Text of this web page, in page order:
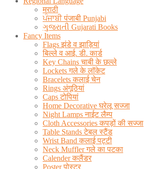
मराठी
ਪੰਜਾਬੀ पंजाबी Punjabi
ગુજરાતી Gujarati Books
Fancy Items
Flags झंडे व झाड़ियां
बिल्ले व आई. डी. कार्ड
Key Chains चाबी के छल्ले
Lockets गले के लॉकेट
Bracelets कलाई चेन
Rings अंगूठियां
Caps टोपियां
Home Decorative घरेलू सज्जा
Night Lamps नाईट लैम्प
Cloth Accessories कपड़ों की सज्जा
Table Stands टेबल स्टैंड
Wrist Band कलाई पट्टी
Neck Muffler गले का पटका
Calender कलैंडर
Poster पोस्टर